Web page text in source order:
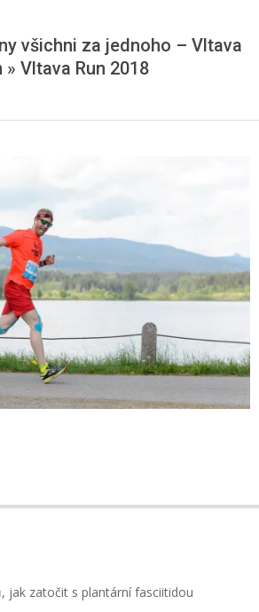
všichni za jednoho – Vltava
» Vltava Run 2018
jak zatočit s plantární fasciitidou